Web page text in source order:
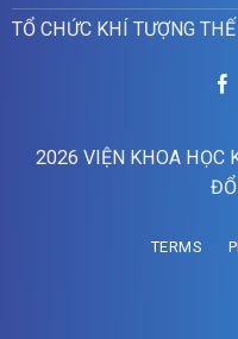
TỔ CHỨC KHÍ TƯỢNG THẾ
2026 VIỆN KHOA HỌC
TERMS